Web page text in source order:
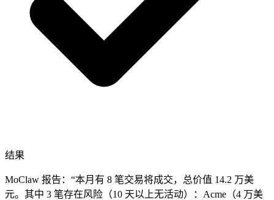
结果
MoClaw 报告：“本月有 8 笔交易将成交，总价值 14.2 万美
元。其中 3 笔存在风险（10 天以上无活动）：Acme（4 万美